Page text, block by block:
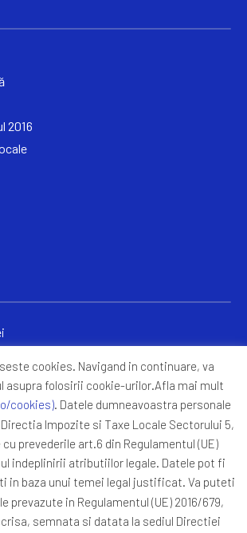
2016
cookies. Navigand in continuare, va
asupra folosirii cookie-urilor.Afla mai mult
cookies). Datele dumneavoastra personale
Impozite si Taxe Locale Sectorului 5,
prevederile art.6 din Regulamentul (UE)
indeplinirii atributiilor legale. Datele pot fi
in baza unui temei legal justificat. Va puteti
prevazute in Regulamentul (UE) 2016/679,
semnata si datata la sediul Directiei